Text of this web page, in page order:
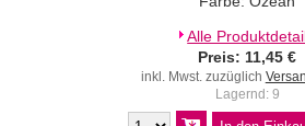
Alle
Preis: 11,45 €
inkl. Mwst. zuzüglich
Lagernd: 9